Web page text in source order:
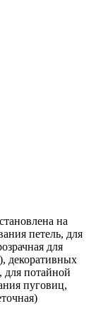
на
петель, для
для
декоративных
для потайной
пуговиц,